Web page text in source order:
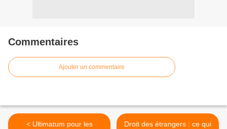
Commentaires
Ajouter un commentaire
< Ultimatum pour les
Droit des étrangers : ce qui